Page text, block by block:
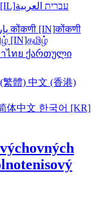
עברית [IL] עברית العربية
پارسیकोंकणी [IN]कोंकणी
[IN]தமிழ்
ไทย ქართული
繁體) 中文 (香港)
体中文 한국어 [KR]